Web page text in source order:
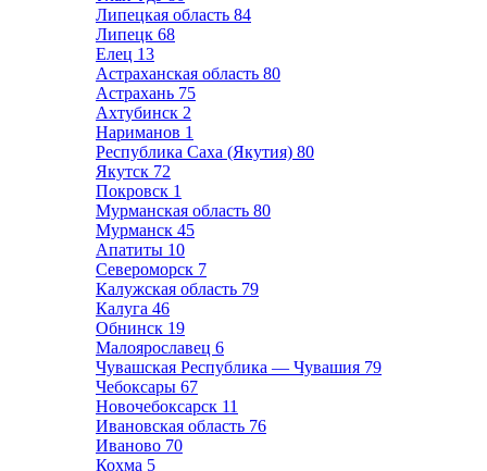
Липецкая область 84
Липецк 68
Елец 13
Астраханская область 80
Астрахань 75
Ахтубинск 2
Нариманов 1
Республика Саха (Якутия) 80
Якутск 72
Покровск 1
Мурманская область 80
Мурманск 45
Апатиты 10
Североморск 7
Калужская область 79
Калуга 46
Обнинск 19
Малоярославец 6
Чувашская Республика — Чувашия 79
Чебоксары 67
Новочебоксарск 11
Ивановская область 76
Иваново 70
Кохма 5